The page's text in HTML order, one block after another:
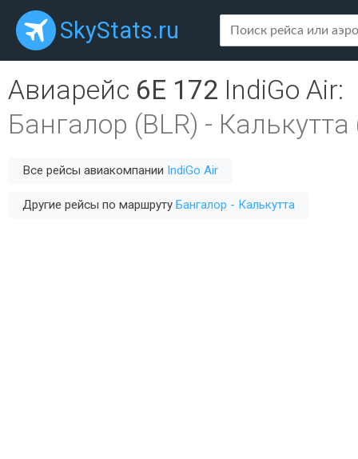
SkyStats.ru
Авиарейс 6E 172 IndiGo Air:
Бангалор (BLR) - Калькутта
Все рейсы авиакомпании IndiGo Air
Другие рейсы по маршруту Бангалор - Калькутта